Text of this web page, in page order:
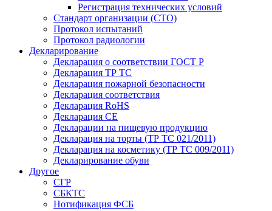
Регистрация технических условий
Стандарт организации (СТО)
Протокол испытаний
Протокол радиологии
Декларирование
Декларация о соответствии ГОСТ Р
Декларация ТР ТС
Декларация пожарной безопасности
Декларация соответствия
Декларация RoHS
Декларация СЕ
Декларации на пищевую продукцию
Декларация на торты (ТР ТС 021/2011)
Декларация на косметику (ТР ТС 009/2011)
Декларирование обуви
Другое
СГР
СБКТС
Нотификация ФСБ